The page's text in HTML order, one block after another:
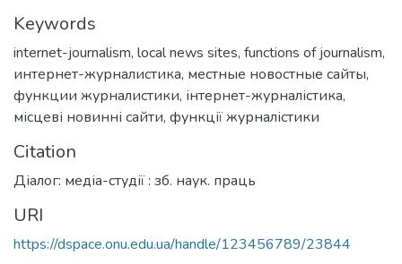
Keywords
internet-journalism, local news sites, functions of journalism,
интернет-журналистика, местные новостные сайты,
функции журналистики, інтернет-журналістика,
місцеві новинні сайти, функції журналістики
Citation
Діалог: медіа-студії : зб. наук. праць
URI
https://dspace.onu.edu.ua/handle/123456789/23844